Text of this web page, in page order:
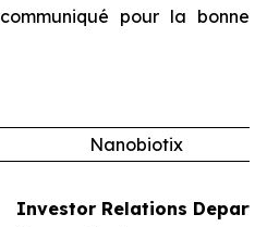
pour la bonne
Nanobiotix
Investor Relations